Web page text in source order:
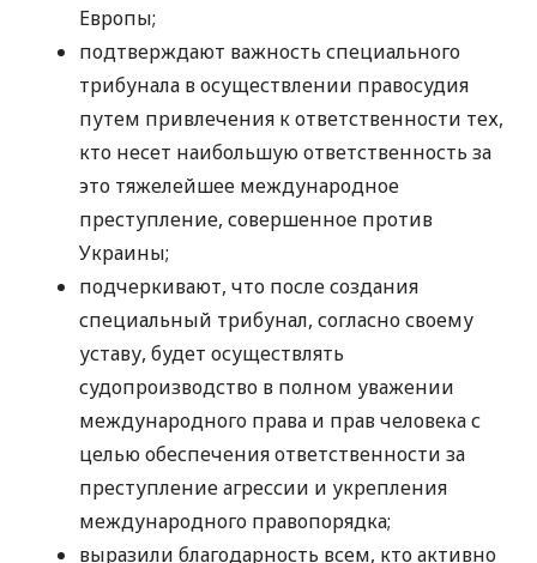
Европы;
подтверждают важность специального
трибунала в осуществлении правосудия
путем привлечения к ответственности тех,
кто несет наибольшую ответственность за
это тяжелейшее международное
преступление, совершенное против
Украины;
подчеркивают, что после создания
специальный трибунал, согласно своему
уставу, будет осуществлять
судопроизводство в полном уважении
международного права и прав человека с
целью обеспечения ответственности за
преступление агрессии и укрепления
международного правопорядка;
выразили благодарность всем, кто активно